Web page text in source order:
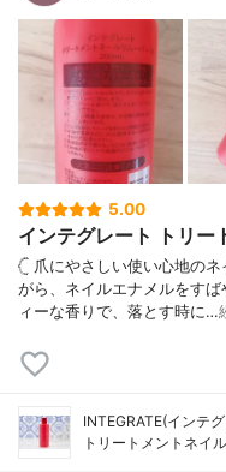
5.00
インテグレート トリー
𓊆 爪にやさしい使い心地の
がら、ネイルエナメルをす
ィーな香りで、落とす時に…
INTEGRATE(インテ
トリートメントネイ